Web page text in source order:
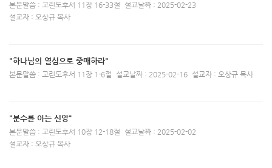
본문말씀 : 고린도후서 11장 16-33절
설교날짜 : 2025-02-23
설교자 : 오상규 목사
"하나님의 열심으로 중매하라"
본문말씀 : 고린도후서 11장 1-6절 설교날짜 : 2025-02-16 설교자 : 오상규 목사
"분수를 아는 신앙"
본문말씀 : 고린도후서 10장 12-18절
설교날짜 : 2025-02-02
설교자 : 오상규 목사